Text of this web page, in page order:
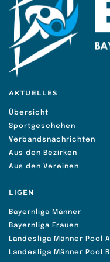
AKTUELLES
Übersicht
Sportgeschehen
Verbandsnachrichten
Aus den Bezirken
Aus den Vereinen
LIGEN
Bayernliga Männer
Bayernliga Frauen
Landesliga Männer Pool A
Landesliga Männer Pool B